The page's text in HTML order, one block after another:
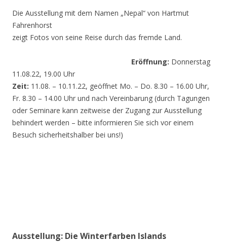
Die Ausstellung mit dem Namen „Nepal“ von Hartmut
Fahrenhorst
zeigt Fotos von seine Reise durch das fremde Land.
Eröffnung: Donnerstag
11.08.22, 19.00 Uhr
Zeit: 11.08. – 10.11.22, geöffnet Mo. – Do. 8.30 – 16.00 Uhr,
Fr. 8.30 – 14.00 Uhr und nach Vereinbarung (durch Tagungen
oder Seminare kann zeitweise der Zugang zur Ausstellung
behindert werden – bitte informieren Sie sich vor einem
Besuch sicherheitshalber bei uns!)
Ausstellung: Die Winterfarben Islands